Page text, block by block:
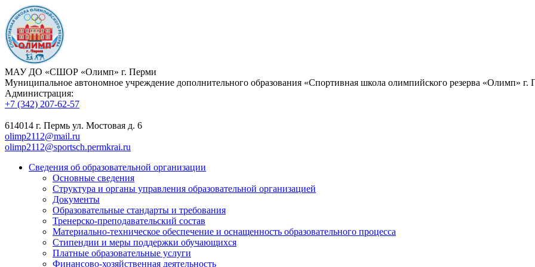
МАУ ДО «СШОР «Олимп» г. Перми
Муниципальное автономное учреждение дополнительного образования «Спортивная школа олимпийского резерва «Олимп» г.
Администрация:
+7 (342) 207-62-57
614014 г. Пермь ул. Мостовая д. 6
olimp2112@mail.ru
olimp2112@sportsch.permkrai.ru
Сведения об образовательной организации
Основные сведения
Структура и органы управления образовательной организацией
Документы
Образовательные стандарты и требования
Тренерско-преподавательский состав
Материально-техническое обеспечение и оснащенность образовательного процесса
Стипендии и меры поддержки обучающихся
Платные образовательные услуги
Финансово-хозяйственная деятельность